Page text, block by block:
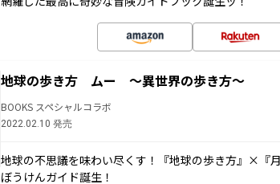
地球の歩き方 ムー ～異世界の歩き方～
BOOKS スペシャルコラボ
2022.02.10 発売
地球の不思議を味わい尽くす！『地球の歩き方』×『
ぼうけんガイド誕生！